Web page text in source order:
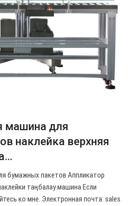
машина для
наклейка верхняя
бумажных пакетов Аппликатор
таңбалау машина Если
ко мне. Электронная почта: sales